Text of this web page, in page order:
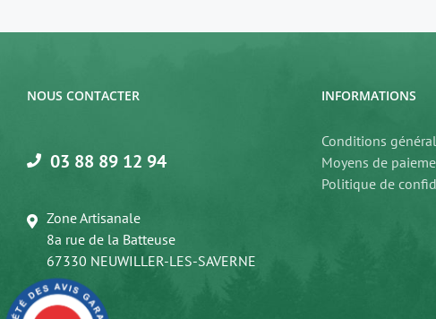
NOUS CONTACTER
03 88 89 12 94
Zone Artisanale
8a rue de la Batteuse
67330 NEUWILLER-LES-SAVERNE
INFORMATIONS
Conditions
Moyens de
Politique de